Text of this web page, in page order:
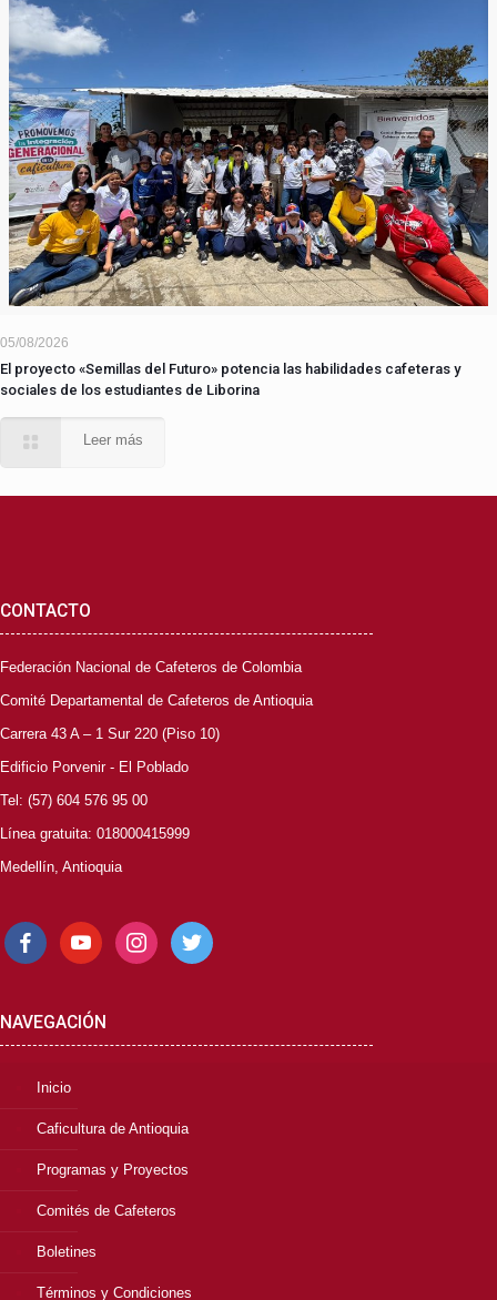
05/08/2026
El proyecto «Semillas del Futuro» potencia las habilidades cafeteras y
sociales de los estudiantes de Liborina
Leer más
CONTACTO
Federación Nacional de Cafeteros de Colombia
Comité Departamental de Cafeteros de Antioquia
Carrera 43 A – 1 Sur 220 (Piso 10)
Edificio Porvenir - El Poblado
Tel: (57) 604 576 95 00
Línea gratuita: 018000415999
Medellín, Antioquia
facebookyoutube instagramtwitter
NAVEGACIÓN
Inicio
Caficultura de Antioquia
Programas y Proyectos
Comités de Cafeteros
Boletines
Términos y Condiciones